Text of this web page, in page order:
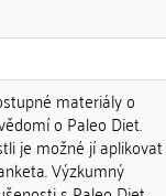
materiály o
o Paleo Diet.
je možné jí aplikovat
Výzkumný